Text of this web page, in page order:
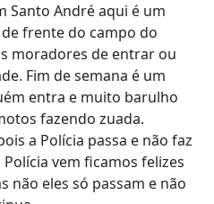
Santo André aqui é um
frente do campo do
moradores de entrar ou
Fim de semana é um
entra e muito barulho
fazendo zuada.
a Polícia passa e não faz
vem ficamos felizes
não eles só passam e não